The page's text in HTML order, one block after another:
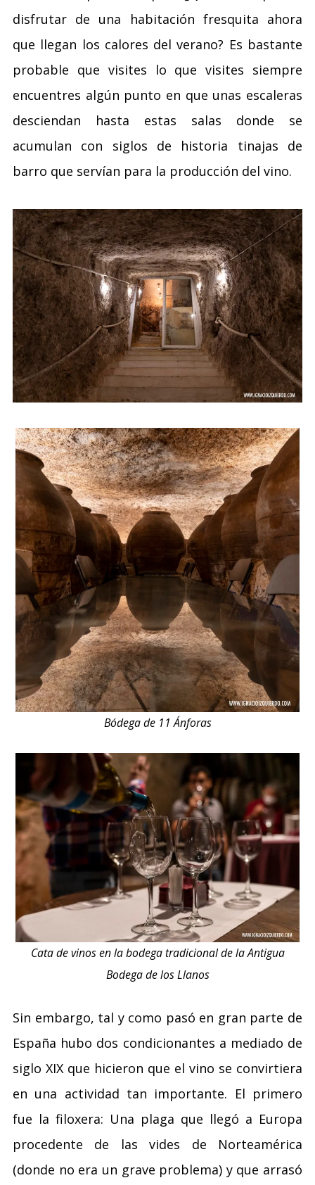
disfrutar de una habitación fresquita ahora
que llegan los calores del verano? Es bastante
probable que visites lo que visites siempre
encuentres algún punto en que unas escaleras
desciendan hasta estas salas donde se
acumulan con siglos de historia tinajas de
barro que servían para la producción del vino.
Bódega de 11 Ánforas
Cata de vinos en la bodega tradicional de la Antigua
Bodega de los Llanos
Sin embargo, tal y como pasó en gran parte de
España hubo dos condicionantes a mediado de
siglo XIX que hicieron que el vino se convirtiera
en una actividad tan importante. El primero
fue la filoxera: Una plaga que llegó a Europa
procedente de las vides de Norteamérica
(donde no era un grave problema) y que arrasó